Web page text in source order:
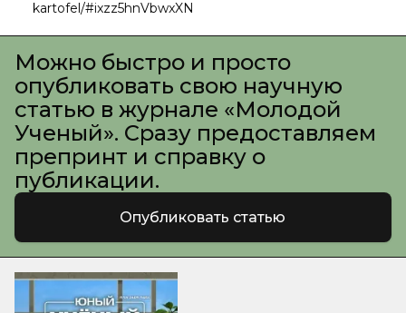
kartofel/#ixzz5hnVbwxXN
Можно быстро и просто
опубликовать свою научную
статью в журнале «Молодой
Ученый». Сразу предоставляем
препринт и справку о
публикации.
Опубликовать статью